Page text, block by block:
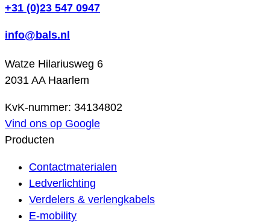
+31 (0)23 547 0947
info@bals.nl
Watze Hilariusweg 6
2031 AA Haarlem
KvK-nummer: 34134802
Vind ons op Google
Producten
Contactmaterialen
Ledverlichting
Verdelers & verlengkabels
E-mobility